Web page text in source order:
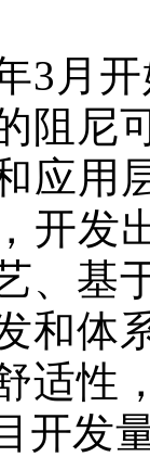
3月
阻尼
应用
开发
、基
和体
适性
开发